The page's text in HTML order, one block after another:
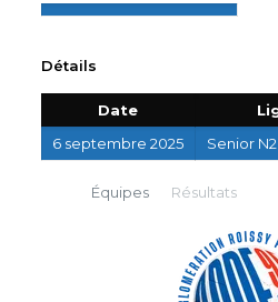
Détails
Date
6 septembre 2025
Senior
Équipes Résultats